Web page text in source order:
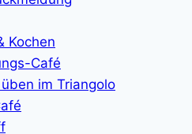
Kochen
Café
im Triangolo